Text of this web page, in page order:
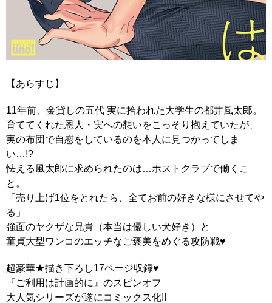
【あらすじ】
11年前、金貸しの五代 実に拾われた大学生の都井風太郎。
育ててくれた恩人・実への想いをこっそり抱えていたが、
実の布団で自慰をしているのを本人に見つかってしま
い…!?
怯える風太郎に求められたのは…ホストクラブで働くこ
と。
「売り上げ1位をとれたら、全てお前の好きな様にさせてや
る」
強面のヤクザな兄貴（本当は優しい犬好き）と
童貞大型ワンコのエッチなご褒美をめぐる攻防戦♥
超豪華★描き下ろし17ページ収録♥
『ご利用は計画的に』のスピンオフ
大人気シリーズが遂にコミックス化!!